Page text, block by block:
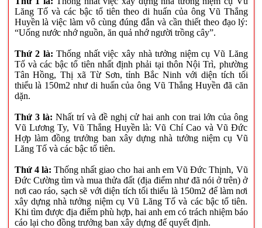
Lăng Tố và các bậc tổ tiên theo di huấn của ông Vũ Thắng
Huyền là việc làm vô cùng đúng đắn và cần thiết theo đạo lý:
“Uống nước nhớ nguồn, ăn quả nhớ người trồng cây”.
Thứ 2 là: Thống nhất việc xây nhà tưởng niệm cụ Vũ Lăng
Tố và các bậc tổ tiên nhất định phải tại thôn Nội Trì, phường
Tân Hồng, Thị xã Từ Sơn, tỉnh Bắc Ninh với diện tích tối
thiểu là 150m2 như di huấn của ông Vũ Thắng Huyền đã căn
dặn.
Thứ 3 là: Nhất trí và đề nghị cử hai anh con trai lớn của ông
Vũ Lương Ty, Vũ Thắng Huyền là: Vũ Chí Cao và Vũ Đức
Hợp làm đồng trưởng ban xây dựng nhà tưởng niệm cụ Vũ
Lăng Tố và các bậc tổ tiên.
Thứ 4 là: Thống nhất giao cho hai anh em Vũ Đức Thịnh, Vũ
Đức Cường tìm và mua thửa đất (địa điểm như đã nói ở trên) ở
nơi cao ráo, sạch sẽ với diện tích tối thiểu là 150m2 để làm nơi
xây dựng nhà tưởng niệm cụ Vũ Lăng Tố và các bậc tổ tiên.
Khi tìm được địa điểm phù hợp, hai anh em có trách nhiệm báo
cáo lại cho đồng trưởng ban xây dựng để quyết định.